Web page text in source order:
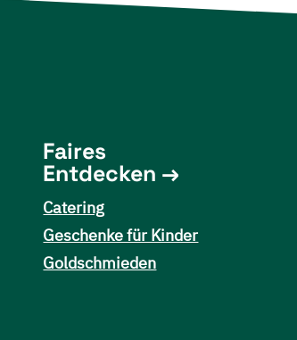
Faires
Entdecken
Catering
Geschenke für Kinder
Goldschmieden